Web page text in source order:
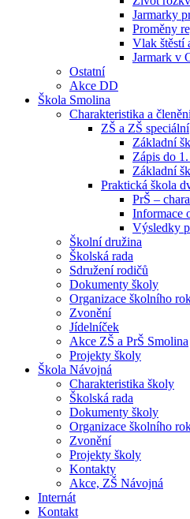
Jarmarky
Proměny
Vlak štěstí
Jarmark v
Ostatní
Akce DD
Škola Smolina
Charakteristika a
ZŠ a ZŠ speciální
Základní
Zápis do
Základní
Praktická škola
PrŠ –
Informace
Výsledky
Školní družina
Školská rada
Sdružení rodičů
Dokumenty školy
Organizace školního
Zvonění
Jídelníček
Akce ZŠ a PrŠ Smolina
Projekty školy
Škola Návojná
Charakteristika školy
Školská rada
Dokumenty školy
Organizace školního
Zvonění
Projekty školy
Kontakty
Akce, ZŠ Návojná
Internát
Kontakt